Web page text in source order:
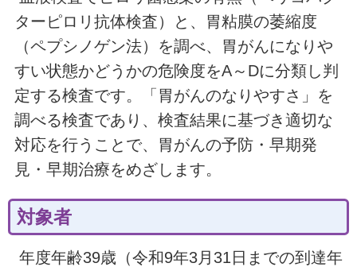
ターピロリ抗体検査）と、胃粘膜の萎縮度
（ペプシノゲン法）を調べ、胃がんになりや
すい状態かどうかの危険度をA～Dに分類し判
定する検査です。「胃がんのなりやすさ」を
調べる検査であり、検査結果に基づき適切な
対応を行うことで、胃がんの予防・早期発
見・早期治療をめざします。
対象者
年度年齢39歳（令和9年3月31日までの到達年